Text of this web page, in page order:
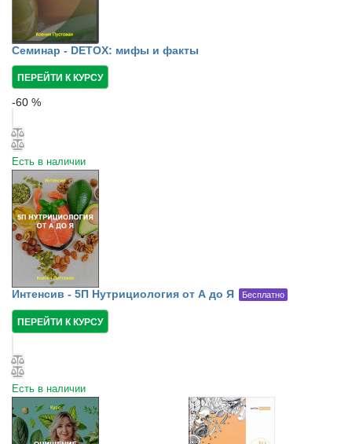
Семинар - DETOX: мифы и факты
ПЕРЕЙТИ К КУРСУ
-60 %
Есть в наличии
Интенсив - 5П Нутрициология от А до Я Бесплатно
ПЕРЕЙТИ К КУРСУ
Есть в наличии